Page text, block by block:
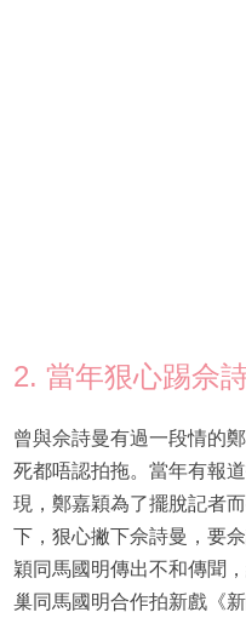
2. 當年狠心踢佘
曾與佘詩曼有過一段情的
死都唔認拍拖。當年有報
現，鄭嘉穎為了擺脫記者
下，狠心撇下佘詩曼，要
穎同馬國明傳出不和傳聞
巢同馬國明合作拍新戲《